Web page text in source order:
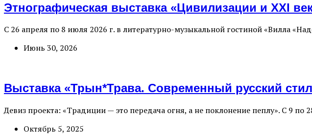
Этнографическая выставка «Цивилизации и ХХI
С 26 апреля по 8 июля 2026 г. в литературно-музыкальной гостиной «Вилла
Июнь 30, 2026
Выставка «Трын*Трава. Современный русский
Девиз проекта: «Традиции — это передача огня, а не поклонение пеплу». С 9
Октябрь 5, 2025